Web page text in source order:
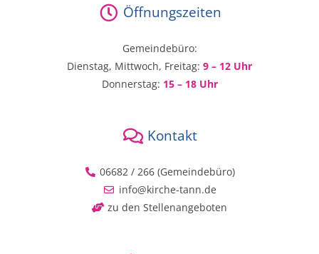
Öffnungszeiten
Gemeindebüro:
Dienstag, Mittwoch, Freitag: 9 – 12 Uhr
Donnerstag: 15 – 18 Uhr
Kontakt
06682 / 266 (Gemeindebüro)
info@kirche-tann.de
zu den Stellenangeboten